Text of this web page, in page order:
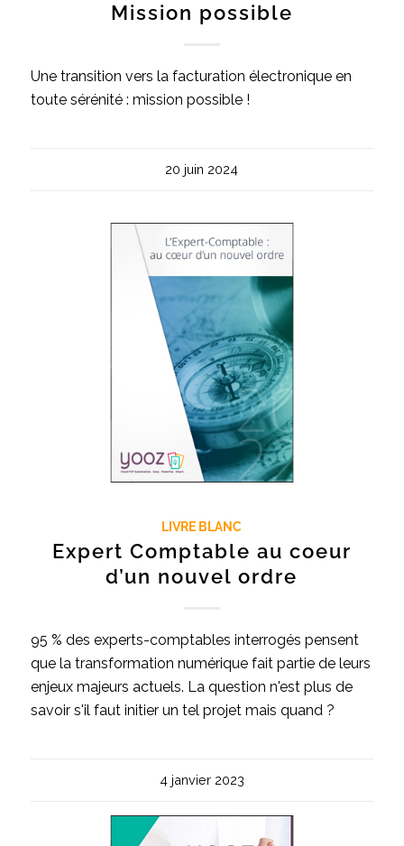
Mission possible
Une transition vers la facturation électronique en
toute sérénité : mission possible !
20 juin 2024
LIVRE BLANC
Expert Comptable au coeur
d’un nouvel ordre
95 % des experts-comptables interrogés pensent
que la transformation numérique fait partie de leurs
enjeux majeurs actuels. La question n'est plus de
savoir s'il faut initier un tel projet mais quand ?
4 janvier 2023